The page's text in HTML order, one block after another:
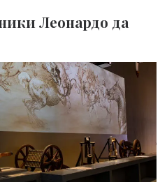
Леонардо да